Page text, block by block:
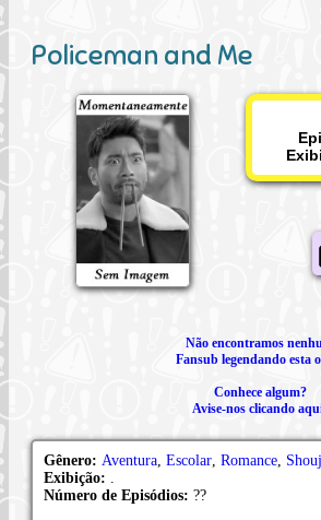
Policeman and Me
Não encontramos
Fansub legendando esta
Conhece algum?
Avise-nos clicando
Gênero: Aventura Escolar Romance
Exibição:
Número de Episódios: ??